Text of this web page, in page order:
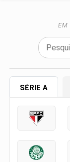
EM
SÉRIE A